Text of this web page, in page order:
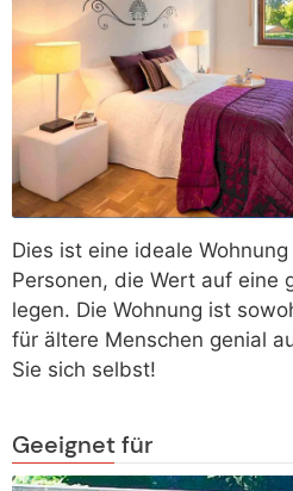
Dies ist eine ideale
Personen, die Wert auf eine
legen. Die Wohnung ist
für ältere Menschen genial
Sie sich selbst!
Geeignet für